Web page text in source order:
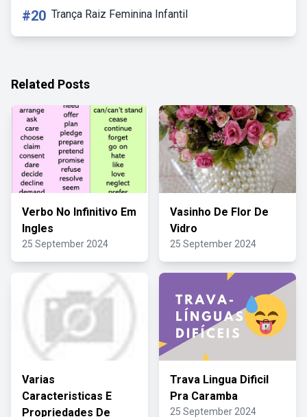
#20 Trança Raiz Feminina Infantil
Related Posts
Verbo No Infinitivo Em
Ingles
25 September 2024
Vasinho De Flor De
Vidro
25 September 2024
Varias
Caracteristicas E
Propriedades De
Trava Lingua Dificil
Pra Caramba
25 September 2024